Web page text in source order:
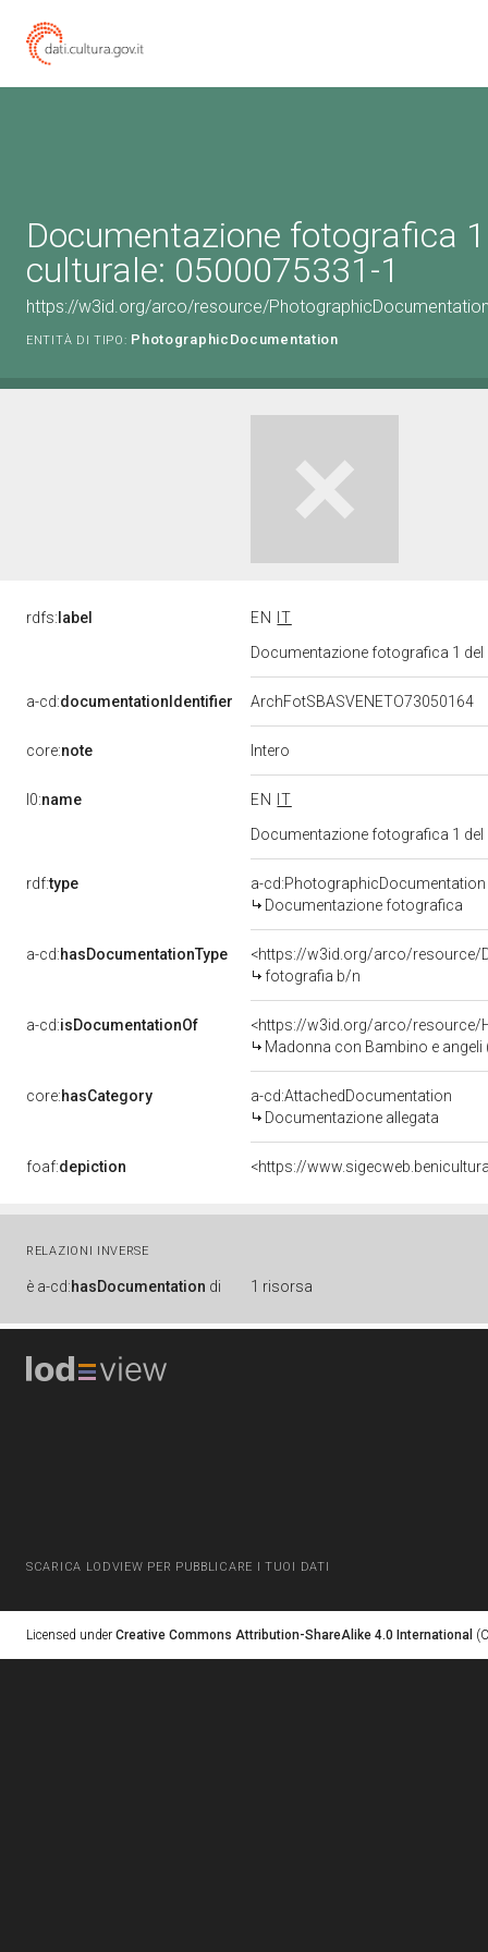
Documentazione fotografica
culturale: 0500075331-1
https://w3id.org/arco/resource/
ENTITÀ DI TIPO: PhotographicDocumentation
rdfs: label EN
IT
Documentazione fotografica 1
a-cd:documentationIdentifier ArchFotSBASVENETO73050164
core:note Intero
l0:name EN
IT
Documentazione fotografica 1
rdf:type
a-cd:PhotographicDocumentation
Documentazione fotografica
a-cd:hasDocumentationType
<https://w3id.org/arco/resource/
fotografia b/n
a-cd:isDocumentationOf
<https://w3id.org/arco/resource/
Madonna con Bambino e
core:hasCategory
a-cd:AttachedDocumentation
Documentazione allegata
foaf:depiction
RELAZIONI INVERSE
è a-cd:hasDocumentation di 1 risorsa
SCARICA LODVIEW PER PUBBLICARE I TUOI DATI
Licensed under Creative Commons Attribution-ShareAlike 4.0 International